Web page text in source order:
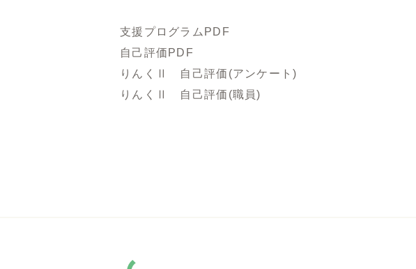
支援プログラムPDF
自己評価PDF
りんくⅡ 自己評価(アンケート)
りんくⅡ 自己評価(職員)